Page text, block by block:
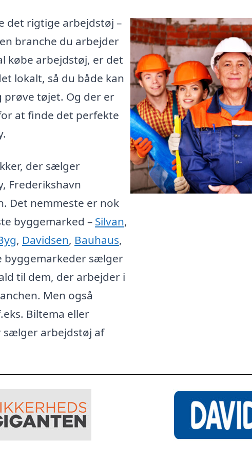
det rigtige arbejdstøj –
branche du arbejder
købe arbejdstøj, er det
lokalt, så du både kan
tøjet. Og der er
at finde det perfekte
der sælger
Frederikshavn
Det nemmeste er nok
byggemarked – Silvan,
, Davidsen, Bauhaus,
byggemarkeder sælger
til dem, der arbejder i
Men også
Biltema eller
arbejdstøj af